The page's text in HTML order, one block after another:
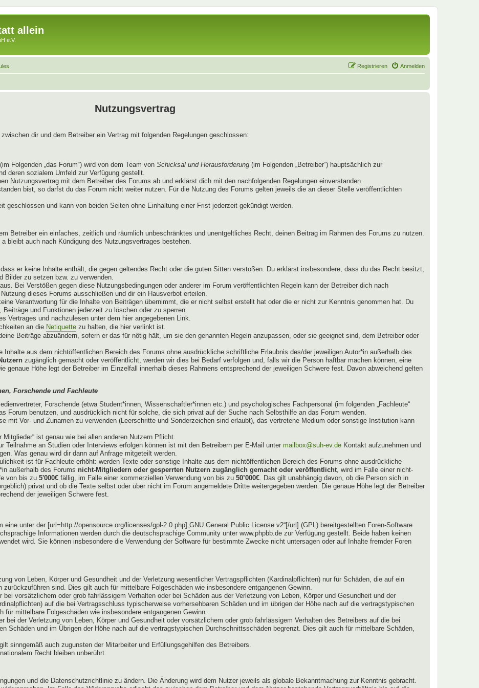
allein
e.V.
Anmelden
Registrieren
Nutzungsvertrag
dir und dem Betreiber ein Vertrag mit folgenden Regelungen geschlossen:
(im Folgenden „das Forum“) wird von dem Team von Schicksal und Herausforderung (im Folgenden „Betreiber“) hauptsächlich zur
deren sozialem Umfeld zur Verfügung gestellt.
Nutzungsvertrag mit dem Betreiber des Forums ab und erklärst dich mit den nachfolgenden Regelungen einverstanden.
bist, so darfst du das Forum nicht weiter nutzen. Für die Nutzung des Forums gelten jeweils die an dieser Stelle veröffentlichten
geschlossen und kann von beiden Seiten ohne Einhaltung einer Frist jederzeit gekündigt werden.
Betreiber ein einfaches, zeitlich und räumlich unbeschränktes und unentgeltliches Recht, deinen Beitrag im Rahmen des Forums zu nutzen.
bleibt auch nach Kündigung des Nutzungsvertrages bestehen.
er keine Inhalte enthält, die gegen geltendes Recht oder die guten Sitten verstoßen. Du erklärst insbesondere, dass du das Recht besitzt,
Bilder zu setzen bzw. zu verwenden.
Bei Verstößen gegen diese Nutzungsbedingungen oder anderer im Forum veröffentlichten Regeln kann der Betreiber dich nach
dieses Forums ausschließen und dir ein Hausverbot erteilen.
Verantwortung für die Inhalte von Beiträgen übernimmt, die er nicht selbst erstellt hat oder die er nicht zur Kenntnis genommen hat. Du
und Funktionen jederzeit zu löschen oder zu sperren.
Vertrages und nachzulesen unter dem hier angegebenen Link.
an die Netiquette zu halten, die hier verlinkt ist.
Beiträge abzuändern, sofern er das für nötig hält, um sie den genannten Regeln anzupassen, oder sie geeignet sind, dem Betreiber oder
Inhalte aus dem nichtöffentlichen Bereich des Forums ohne ausdrückliche schriftliche Erlaubnis des/der jeweiligen Autor*in außerhalb des
zugänglich gemacht oder veröffentlicht, werden wir dies bei Bedarf verfolgen und, falls wir die Person haftbar machen können, eine
genaue Höhe legt der Betreiber im Einzelfall innerhalb dieses Rahmens entsprechend der jeweiligen Schwere fest. Davon abweichend gelten
Forschende und Fachleute
Forschende (etwa Student*innen, Wissenschaftler*innen etc.) und psychologisches Fachpersonal (im folgenden „Fachleute“
Forum benutzen, und ausdrücklich nicht für solche, die sich privat auf der Suche nach Selbsthilfe an das Forum wenden.
mit Vor- und Zunamen zu verwenden (Leerschritte und Sonderzeichen sind erlaubt), das vertretene Medium oder sonstige Institution kann
Mitglieder“ ist genau wie bei allen anderen Nutzern Pflicht.
Teilnahme an Studien oder Interviews erfolgen können ist mit den Betreibern per E-Mail unter mailbox@suh-ev.de Kontakt aufzunehmen und
Was genau wird dir dann auf Anfrage mitgeteilt werden.
ist für Fachleute erhöht: werden Texte oder sonstige Inhalte aus dem nichtöffentlichen Bereich des Forums ohne ausdrückliche
außerhalb des Forums nicht-Mitgliedern oder gesperrten Nutzern zugänglich gemacht oder veröffentlicht, wird im Falle einer nicht-
von bis zu 5'000€ fällig, im Falle einer kommerziellen Verwendung von bis zu 50’000€. Das gilt unabhängig davon, ob die Person sich in
privat und ob die Texte selbst oder über nicht im Forum angemeldete Dritte weitergegeben werden. Die genaue Höhe legt der Betreiber
der jeweiligen Schwere fest.
unter der [url=http://opensource.org/licenses/gpl-2.0.php]„GNU General Public License v2“[/url] (GPL) bereitgestellten Foren-Software
Informationen werden durch die deutschsprachige Community unter www.phpbb.de zur Verfügung gestellt. Beide haben keinen
wird. Sie können insbesondere die Verwendung der Software für bestimmte Zwecke nicht untersagen oder auf Inhalte fremder Foren
von Leben, Körper und Gesundheit und der Verletzung wesentlicher Vertragspflichten (Kardinalpflichten) nur für Schäden, die auf ein
sind. Dies gilt auch für mittelbare Folgeschäden wie insbesondere entgangenen Gewinn.
bei vorsätzlichem oder grob fahrlässigem Verhalten oder bei Schäden aus der Verletzung von Leben, Körper und Gesundheit und der
auf die bei Vertragsschluss typischerweise vorhersehbaren Schäden und im übrigen der Höhe nach auf die vertragstypischen
für mittelbare Folgeschäden wie insbesondere entgangenen Gewinn.
bei der Verletzung von Leben, Körper und Gesundheit oder vorsätzlichem oder grob fahrlässigem Verhalten des Betreibers auf die bei
Schäden und im Übrigen der Höhe nach auf die vertragstypischen Durchschnittsschäden begrenzt. Dies gilt auch für mittelbare Schäden,
sinngemäß auch zugunsten der Mitarbeiter und Erfüllungsgehilfen des Betreibers.
Recht bleiben unberührt.
und die Datenschutzrichtlinie zu ändern. Die Änderung wird dem Nutzer jeweils als globale Bekanntmachung zur Kenntnis gebracht.